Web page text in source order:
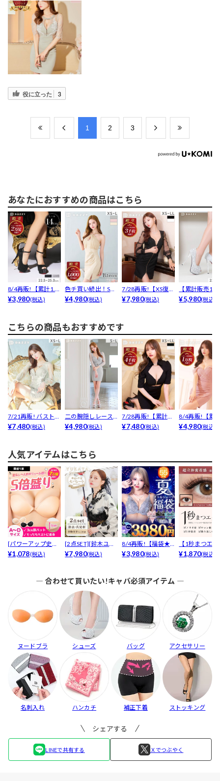
役に立った 3
​1 ​2 ​3
あなたにおすすめの商品はこちら
8/4再販!【累計1.2
万足以上販売!...
¥3,980(税込)
色チ買い続出！SEX
Yホルターネック
¥4,980(税込)
7/28再販!【XS復
活】【累計380...
¥7,980(税込)
【累計販売1.3
突破】「キラ
¥5,980(税込)
こちらの商品もおすすめです
7/21再販! バスト盛
れ＆体型カバー...
¥7,480(税込)
二の腕隠しレース
長袖×脚長効果♪カ
¥4,980(税込)
7/28再販!【累計販
売枚数4000枚...
¥7,480(税込)
8/4再販!【累
売枚数1.3万枚
¥4,980(税込)
人気アイテムはこちら
[パワーアップ史上
最強5倍盛りアップ
¥1,078(税込)
[2点SET][鈴木ユリ
ア(baby)...
¥7,980(税込)
8/4再販!【福袋★
ブラセット3点
¥3,980(税込)
【1秒まつエ
リュームタイ
¥1,870(税込)
― 合わせて買いたい!キャバ必須アイテム ―
ヌードブラ シューズ バッグ アクセサリー
名刺入れ ハンカチ 補正下着 ストッキング
シェアする
LINEで共有する Ｘでつぶやく